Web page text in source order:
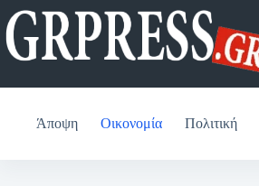
Μετάβαση
στο
περιεχόμενο
Άποψη Οικονομία Πολιτική